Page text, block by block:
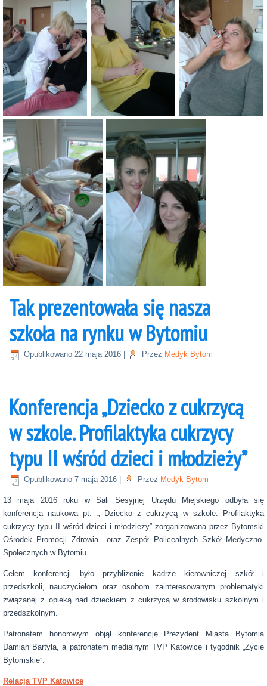
Tak prezentowała się nasza
szkoła na rynku w Bytomiu
Opublikowano 22 maja 2016 Przez Medyk Bytom
Konferencja „Dziecko z cukrzycą
w szkole. Profilaktyka cukrzycy
typu II wśród dzieci i młodzieży”
Opublikowano 7 maja 2016 Przez Medyk Bytom
13 maja 2016 roku w Sali Sesyjnej Urzędu Miejskiego odbyła się
konferencja naukowa pt. „ Dziecko z cukrzycą w szkole. Profilaktyka
cukrzycy typu II wśród dzieci i młodzieży” zorganizowana przez Bytomski
Ośrodek Promocji Zdrowia oraz Zespół Policealnych Szkół Medyczno-
Społecznych w Bytomiu.
Celem konferencji było przybliżenie kadrze kierowniczej szkół i
przedszkoli, nauczycielom oraz osobom zainteresowanym problematyki
związanej z opieką nad dzieckiem z cukrzycą w środowisku szkolnym i
przedszkolnym.
Patronatem honorowym objął konferencję Prezydent Miasta Bytomia
Damian Bartyla, a patronatem medialnym TVP Katowice i tygodnik „Zycie
Bytomskie”.
Relacja TVP Katowice